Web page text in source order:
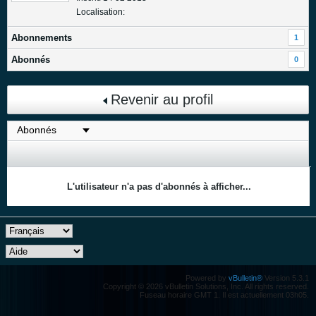
Localisation:
Abonnements 1
Abonnés 0
Revenir au profil
L'utilisateur n'a pas d'abonnés à afficher...
Powered by vBulletin® Version 5.3.1
Copyright © 2026 vBulletin Solutions, Inc. All rights reserved.
Fuseau horaire GMT 1. Il est actuellement 03h05.